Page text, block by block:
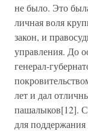
не было. Это
личная воля
закон, и
управления. До
генерал-
лет и дал
пашалыков[12].
для